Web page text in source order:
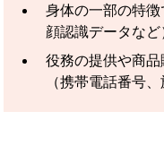
身体の一部の特徴
顔認識データなど
役務の提供や商
（携帯電話番号